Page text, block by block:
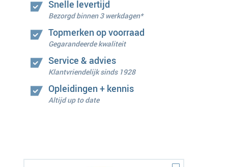
Snelle levertijd
Bezorgd binnen 3 werkdagen*
Topmerken op voorraad
Gegarandeerde kwaliteit
Service & advies
Klantvriendelijk sinds 1928
Opleidingen + kennis
Altijd up to date